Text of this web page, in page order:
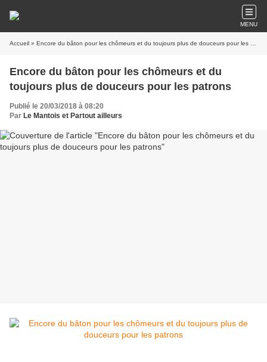
MENU
Accueil » Encore du bâton pour les chômeurs et du toujours plus de douceurs pour les patrons
Encore du bâton pour les chômeurs et du
toujours plus de douceurs pour les patrons
Publié le 20/03/2018 à 08:20
Par Le Mantois et Partout ailleurs